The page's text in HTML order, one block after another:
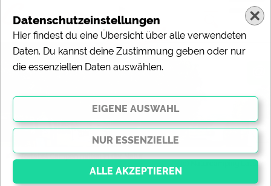
Komfortabel Campen mitten in der Natur
(c) Naturcamping Lassan
Datenschutzeinstellungen
Hier findest du eine Übersicht über alle verwendeten
Daten. Du kannst deine Zustimmung geben oder nur
die essenziellen Daten auswählen.